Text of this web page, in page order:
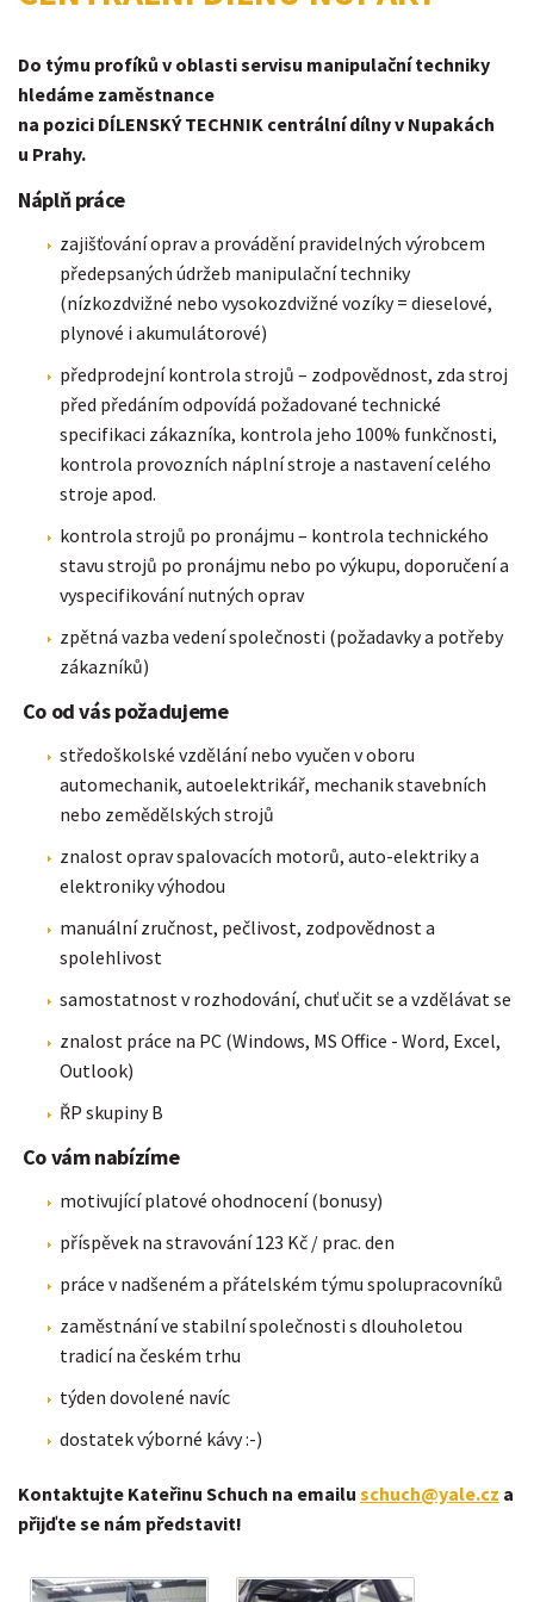
Do týmu profíků v oblasti servisu manipulační techniky
hledáme zaměstnance
na pozici DÍLENSKÝ TECHNIK centrální dílny v Nupakách
u Prahy.
Náplň práce
zajišťování oprav a provádění pravidelných výrobcem
předepsaných údržeb manipulační techniky
(nízkozdvižné nebo vysokozdvižné vozíky = dieselové,
plynové i akumulátorové)
předprodejní kontrola strojů – zodpovědnost, zda stroj
před předáním odpovídá požadované technické
specifikaci zákazníka, kontrola jeho 100% funkčnosti,
kontrola provozních náplní stroje a nastavení celého
stroje apod.
kontrola strojů po pronájmu – kontrola technického
stavu strojů po pronájmu nebo po výkupu, doporučení a
vyspecifikování nutných oprav
zpětná vazba vedení společnosti (požadavky a potřeby
zákazníků)
Co od vás požadujeme
středoškolské vzdělání nebo vyučen v oboru
automechanik, autoelektrikář, mechanik stavebních
nebo zemědělských strojů
znalost oprav spalovacích motorů, auto-elektriky a
elektroniky výhodou
manuální zručnost, pečlivost, zodpovědnost a
spolehlivost
samostatnost v rozhodování, chuť učit se a vzdělávat se
znalost práce na PC (Windows, MS Office - Word, Excel,
Outlook)
ŘP skupiny B
Co vám nabízíme
motivující platové ohodnocení (bonusy)
příspěvek na stravování 123 Kč / prac. den
práce v nadšeném a přátelském týmu spolupracovníků
zaměstnání ve stabilní společnosti s dlouholetou
tradicí na českém trhu
týden dovolené navíc
dostatek výborné kávy :-)
Kontaktujte Kateřinu Schuch na emailu schuch@yale.cz a
přijďte se nám představit!